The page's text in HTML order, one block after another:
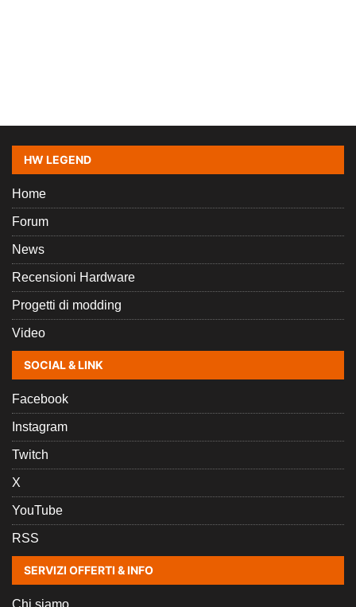
HW LEGEND
Home
Forum
News
Recensioni Hardware
Progetti di modding
Video
SOCIAL & LINK
Facebook
Instagram
Twitch
X
YouTube
RSS
SERVIZI OFFERTI & INFO
Chi siamo